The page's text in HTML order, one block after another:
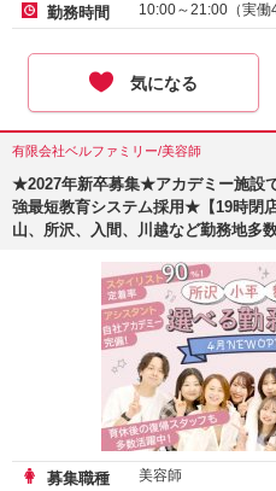
勤務時間 10:00～21:00（実働
気になる
有限会社ベルファミリー/美容師
★2027年新卒募集★アカデミー施設
強最短教育システム採用★【19時閉
山、所沢、入間、川越など勤務地
募集職種 美容師